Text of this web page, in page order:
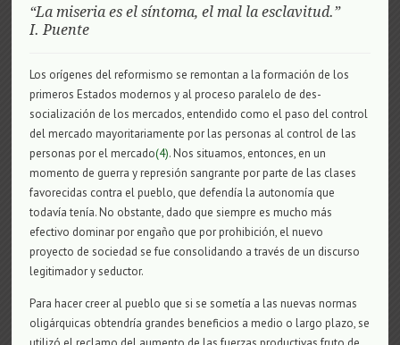
“La miseria es el síntoma, el mal la esclavitud.”
I. Puente
Los orígenes del reformismo se remontan a la formación de los
primeros Estados modernos y al proceso paralelo de des-
socialización de los mercados, entendido como el paso del control
del mercado mayoritariamente por las personas al control de las
personas por el mercado(4). Nos situamos, entonces, en un
momento de guerra y represión sangrante por parte de las clases
favorecidas contra el pueblo, que defendía la autonomía que
todavía tenía. No obstante, dado que siempre es mucho más
efectivo dominar por engaño que por prohibición, el nuevo
proyecto de sociedad se fue consolidando a través de un discurso
legitimador y seductor.
Para hacer creer al pueblo que si se sometía a las nuevas normas
oligárquicas obtendría grandes beneficios a medio o largo plazo, se